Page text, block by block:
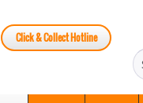
Click & Collect Hotline